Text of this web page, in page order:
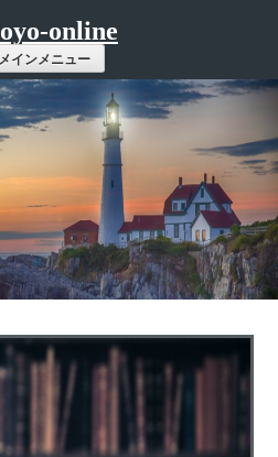
online
メインメニュー